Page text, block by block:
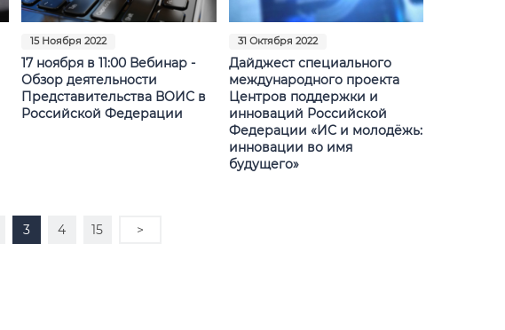
15 Ноября 2022
17 ноября в 11:00 Вебинар -
Обзор деятельности
Представительства ВОИС в
Российской Федерации
31 Октября 2022
Дайджест специального
международного проекта
Центров поддержки и
инноваций Российской
Федерации «ИС и молодёжь:
инновации во имя
будущего»
3 4 15 >